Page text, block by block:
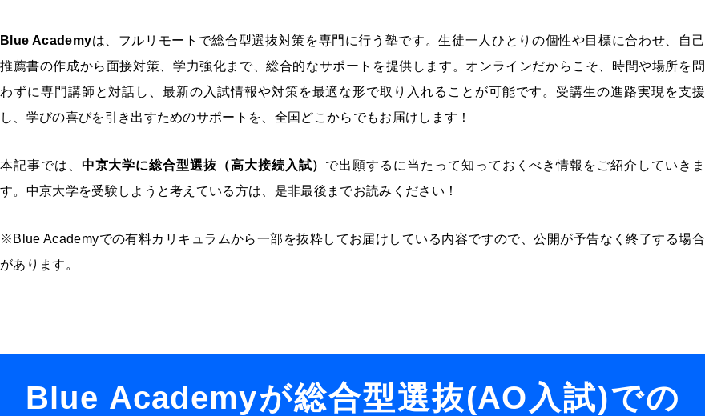
Blue Academyは、フルリモートで総合型選抜対策を専門に行う塾です。生徒一人ひとりの個性や目標に合わせ、自己
推薦書の作成から面接対策、学力強化まで、総合的なサポートを提供します。オンラインだからこそ、時間や場所を問
わずに専門講師と対話し、最新の入試情報や対策を最適な形で取り入れることが可能です。受講生の進路実現を支援
し、学びの喜びを引き出すためのサポートを、全国どこからでもお届けします！
本記事では、 中京大学に総合型選抜（高大接続入試） で出願するに当たって知っておくべき情報をご紹介していきま
す。中京大学を受験しようと考えている方は、是非最後までお読みください！
※Blue Academyでの有料カリキュラムから一部を抜粋してお届けしている内容ですので、公開が予告なく終了する場合
があります。
Blue Academyが総合型選抜(AO入試)での